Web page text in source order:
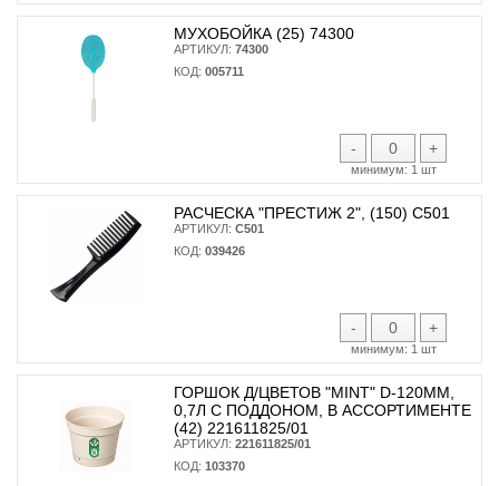
МУХОБОЙКА (25) 74300
АРТИКУЛ: 74300
КОД: 005711
- +
минимум: 1 шт
РАСЧЕСКА "ПРЕСТИЖ 2", (150) С501
АРТИКУЛ: С501
КОД: 039426
- +
минимум: 1 шт
ГОРШОК Д/ЦВЕТОВ "MINT" D-120ММ,
0,7Л С ПОДДОНОМ, В АССОРТИМЕНТЕ
(42) 221611825/01
АРТИКУЛ: 221611825/01
КОД: 103370